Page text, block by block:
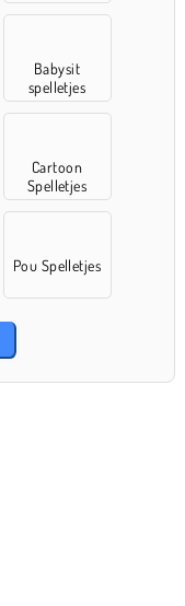
Babysit
spelletjes
Cartoon
Spelletjes
Pou Spelletjes